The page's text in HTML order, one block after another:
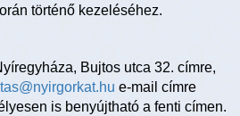
történő kezeléséhez.
Bujtos utca 32. címre,
e-mail címre
is benyújtható a fenti címen.